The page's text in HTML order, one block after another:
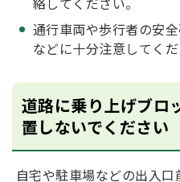
通行車両や歩行者の安
などに十分注意してくだ
道路に乗り上げブロ
置しないでください
自宅や駐車場などの出入